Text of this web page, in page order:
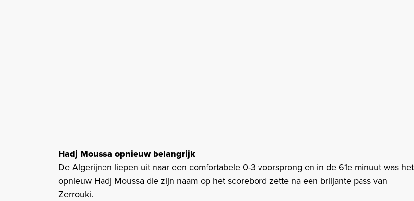
Hadj Moussa opnieuw belangrijk
De Algerijnen liepen uit naar een comfortabele 0-3 voorsprong en in de 61e minuut was het
opnieuw Hadj Moussa die zijn naam op het scorebord zette na een briljante pass van
Zerrouki.